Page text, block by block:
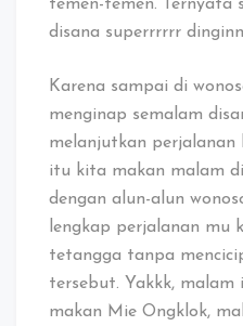
temen-temen. Ternyata
disana superrrrrr
Karena sampai di
menginap semalam
melanjutkan perjalanan
itu kita makan malam
dengan alun-alun
lengkap perjalanan mu
tetangga tanpa
tersebut. Yakkk,
makan Mie Ongklok,